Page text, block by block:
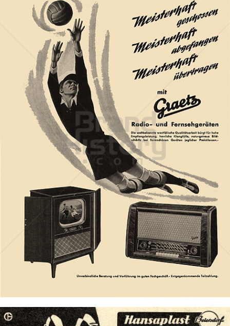
Graetz Graetz AG 1954